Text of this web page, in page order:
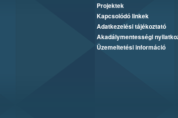
Projektek
Kapcsolódó linkek
Adatkezelési tájékoztató
Akadálymentességi
Üzemeltetési információ